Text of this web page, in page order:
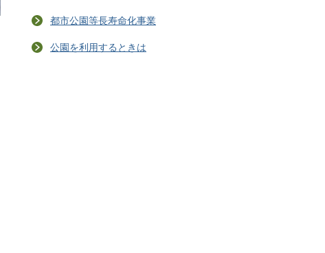
都市公園等長寿命化事業
公園を利用するときは